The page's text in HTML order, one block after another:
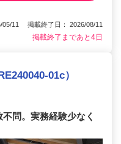
05/11 掲載終了日： 2026/08/11
掲載終了まであと4日
01c）
問。実務経験少なく